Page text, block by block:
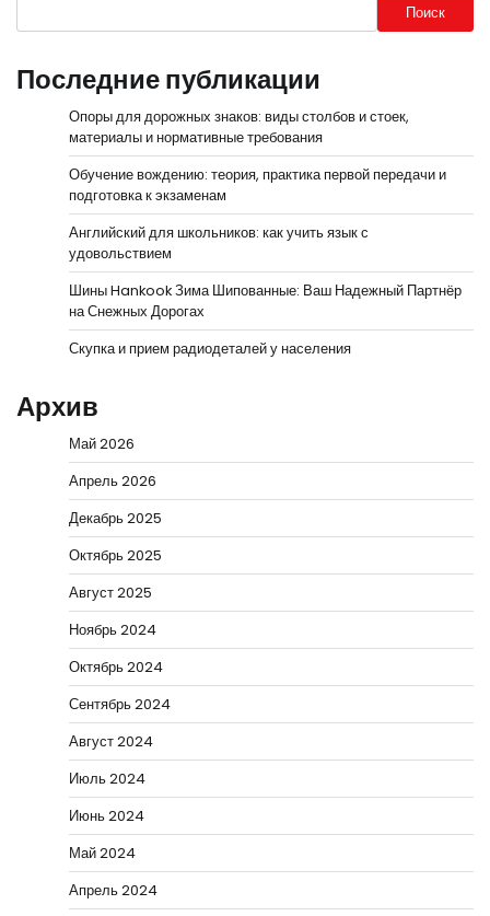
Поиск
Последние публикации
Опоры для дорожных знаков: виды столбов и стоек,
материалы и нормативные требования
Обучение вождению: теория, практика первой передачи и
подготовка к экзаменам
Английский для школьников: как учить язык с
удовольствием
Шины Hankook Зима Шипованные: Ваш Надежный Партнёр
на Снежных Дорогах
Скупка и прием радиодеталей у населения
Архив
Май 2026
Апрель 2026
Декабрь 2025
Октябрь 2025
Август 2025
Ноябрь 2024
Октябрь 2024
Сентябрь 2024
Август 2024
Июль 2024
Июнь 2024
Май 2024
Апрель 2024